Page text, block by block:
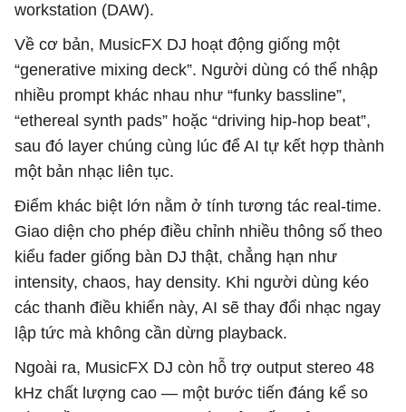
workstation (DAW).
Về cơ bản, MusicFX DJ hoạt động giống một
“generative mixing deck”. Người dùng có thể nhập
nhiều prompt khác nhau như “funky bassline”,
“ethereal synth pads” hoặc “driving hip-hop beat”,
sau đó layer chúng cùng lúc để AI tự kết hợp thành
một bản nhạc liên tục.
Điểm khác biệt lớn nằm ở tính tương tác real-time.
Giao diện cho phép điều chỉnh nhiều thông số theo
kiểu fader giống bàn DJ thật, chẳng hạn như
intensity, chaos, hay density. Khi người dùng kéo
các thanh điều khiển này, AI sẽ thay đổi nhạc ngay
lập tức mà không cần dừng playback.
Ngoài ra, MusicFX DJ còn hỗ trợ output stereo 48
kHz chất lượng cao — một bước tiến đáng kể so